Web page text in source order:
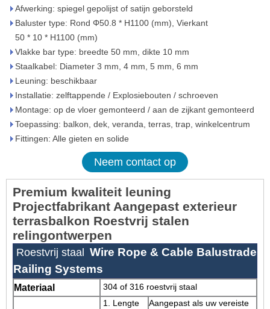
Afwerking: spiegel gepolijst of satijn geborsteld
Baluster type: Rond Φ50.8 * H1100 (mm), Vierkant
50 * 10 * H1100 (mm)
Vlakke bar type: breedte 50 mm, dikte 10 mm
Staalkabel: Diameter 3 mm, 4 mm, 5 mm, 6 mm
Leuning: beschikbaar
Installatie: zelftappende / Explosiebouten / schroeven
Montage: op de vloer gemonteerd / aan de zijkant gemonteerd
Toepassing: balkon, dek, veranda, terras, trap, winkelcentrum
Fittingen: Alle gieten en solide
Neem contact op
Premium kwaliteit leuning
Projectfabrikant Aangepast exterieur
terrasbalkon Roestvrij stalen
relingontwerpen
Roestvrij staal Wire Rope & Cable Balustrade
Railing Systems
Materiaal 304 of 316 roestvrij staal
1. Lengte
Aangepast als uw vereiste